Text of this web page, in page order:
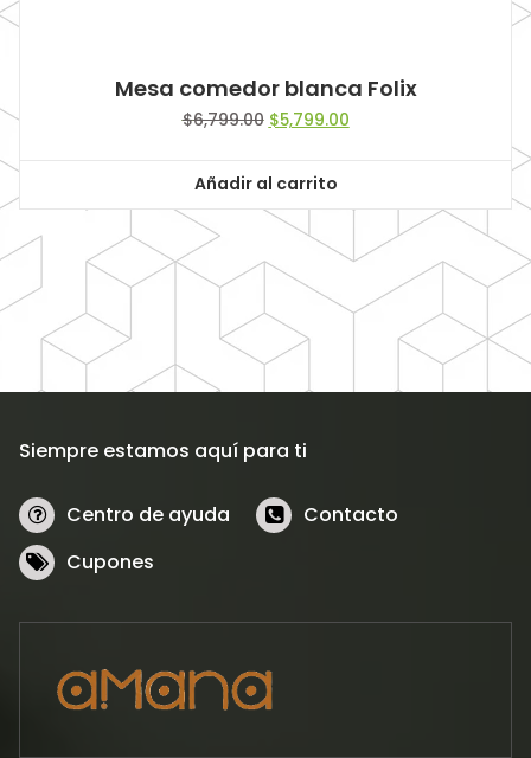
Mesa comedor blanca Folix
$6,799.00 Original
$6,799.00.
$5,799.00Current
Añadir al carrito
Siempre estamos aquí para ti
Centro de ayuda
Contacto
Cupones